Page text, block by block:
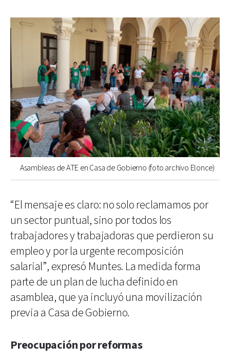
Asambleas de ATE en Casa de Gobierno (foto archivo Elonce)
“El mensaje es claro: no solo reclamamos por
un sector puntual, sino por todos los
trabajadores y trabajadoras que perdieron su
empleo y por la urgente recomposición
salarial”, expresó Muntes. La medida forma
parte de un plan de lucha definido en
asamblea, que ya incluyó una movilización
previa a Casa de Gobierno.
Preocupación por reformas